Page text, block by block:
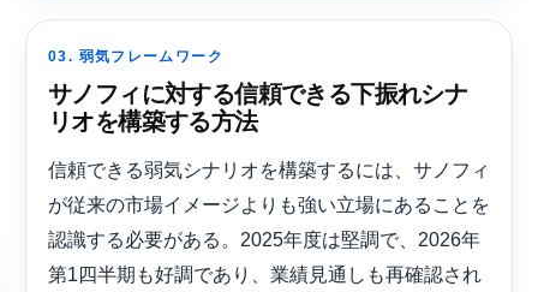
03. 弱気フレームワーク
サノフィに対する信頼できる下振れシナ
リオを構築する方法
信頼できる弱気シナリオを構築するには、サノフィ
が従来の市場イメージよりも強い立場にあることを
認識する必要がある。2025年度は堅調で、2026年
第1四半期も好調であり、業績見通しも再確認され